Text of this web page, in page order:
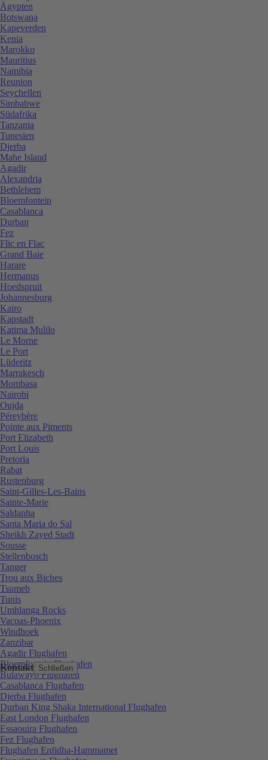
Kontakt Schließen
Ägypten
Botswana
Kapeverden
Kenia
Marokko
Mauritius
Namibia
Reunion
Seychellen
Simbabwe
Südafrika
Tanzania
Tunesien
Djerba
Mahe Island
Agadir
Alexandria
Bethlehem
Bloemfontein
Casablanca
Durban
Fez
Flic en Flac
Grand Baie
Harare
Hermanus
Hoedspruit
Johannesburg
Kairo
Kapstadt
Katima Mulilo
Le Morne
Le Port
Lüderitz
Marrakesch
Mombasa
Nairobi
Oujda
Péreybère
Pointe aux Piments
Port Elizabeth
Port Louis
Pretoria
Rabat
Rustenburg
Saint-Gilles-Les-Bains
Sainte-Marie
Saldanha
Santa Maria do Sal
Sheikh Zayed Stadt
Sousse
Stellenbosch
Tanger
Trou aux Biches
Tsumeb
Tunis
Umhlanga Rocks
Vacoas-Phoenix
Windhoek
Zanzibar
Agadir Flughafen
Bloemfontein Flughafen
Bulawayo Flughafen
Casablanca Flughafen
Djerba Flughafen
Durban King Shaka International Flughafen
East London Flughafen
Essaouira Flughafen
Fez Flughafen
Flughafen Enfidha-Hammamet